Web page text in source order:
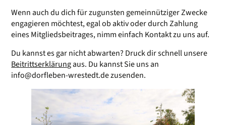
Wenn auch du dich für zugunsten gemeinnütziger Zwecke
engagieren möchtest, egal ob aktiv oder durch Zahlung
eines Mitgliedsbeitrages, nimm einfach Kontakt zu uns auf.
Du kannst es gar nicht abwarten? Druck dir schnell unsere
Beitrittserklärungaus. Du kannst Sie uns an
info@dorfleben-wrestedt.de zusenden.